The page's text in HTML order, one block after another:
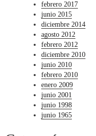
febrero 2017
junio 2015
diciembre 2014
agosto 2012
febrero 2012
diciembre 2010
junio 2010
febrero 2010
enero 2009
junio 2001
junio 1998
junio 1965